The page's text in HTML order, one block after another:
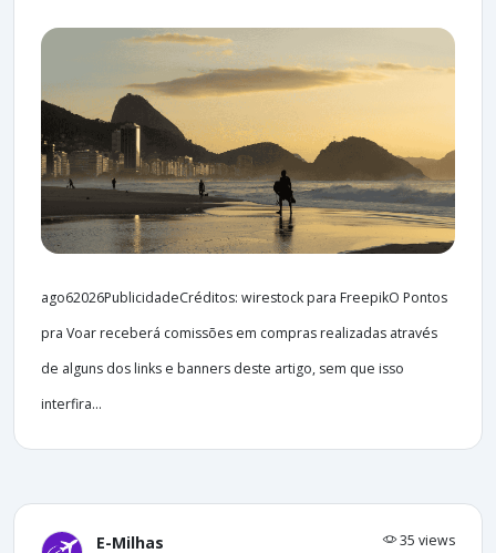
ago62026PublicidadeCréditos: wirestock para FreepikO Pontos
pra Voar receberá comissões em compras realizadas através
de alguns dos links e banners deste artigo, sem que isso
interfira...
E-Milhas 35 views